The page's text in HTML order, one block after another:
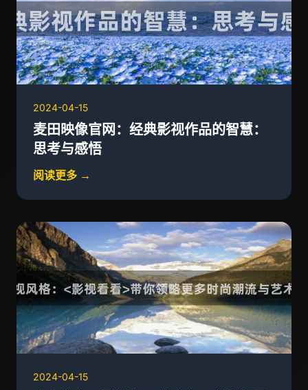
2024-04-15
麦田映像官网：经典影视作品的智慧：
思考与感悟
阅读更多 →
2024-04-15